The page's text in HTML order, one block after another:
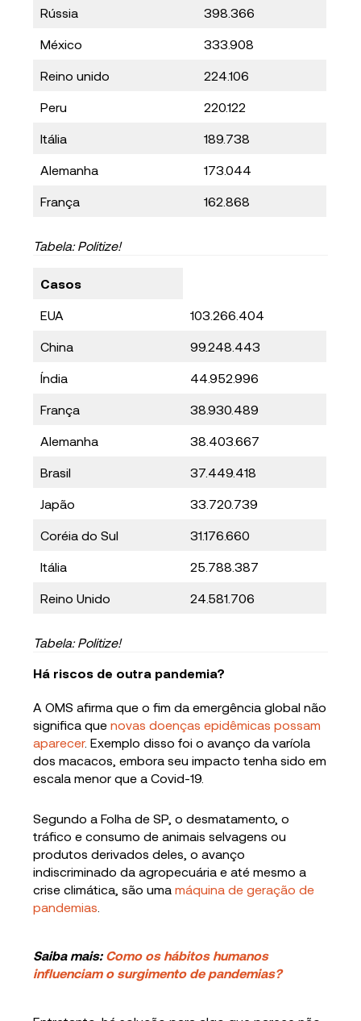
Rússia 398.366
México 333.908
Reino unido 224.106
Peru 220.122
Itália 189.738
Alemanha 173.044
França 162.868
Tabela: Politize!
Casos
EUA 103.266.404
China 99.248.443
Índia 44.952.996
França 38.930.489
Alemanha 38.403.667
Brasil 37.449.418
Japão 33.720.739
Coréia do Sul 31.176.660
Itália 25.788.387
Reino Unido 24.581.706
Tabela: Politize!
Há riscos de outra pandemia?
A OMS afirma que o fim da emergência global não
significa quenovas doenças epidêmicas possam
aparecer. Exemplo disso foi o avanço da varíola
dos macacos, embora seu impacto tenha sido em
escala menor que a Covid-19.
Segundo a Folha de SP, o desmatamento, o
tráfico e consumo de animais selvagens ou
produtos derivados deles, o avanço
indiscriminado da agropecuária e até mesmo a
crise climática, são umamáquina de geração de
pandemias
Saiba mais: Como os hábitos humanos
influenciam o surgimento de pandemias?